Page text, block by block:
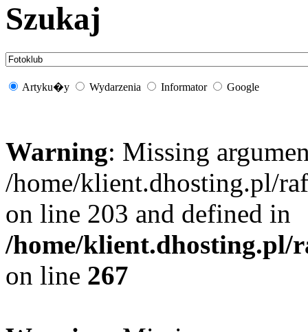
Szukaj
Artyku�y Wydarzenia Informator Google
Warning: Missing
/home/klient.dhosting.pl/
on line 203 and defined in
/home/klient.dhosting.pl/
on line 267